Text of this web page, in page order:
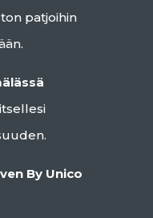
patjoihin
By Unico